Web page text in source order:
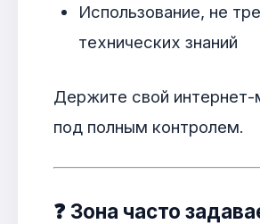
Использование, не
технических знаний
Держите свой интернет-
под полным контролем.
❓ Зона часто